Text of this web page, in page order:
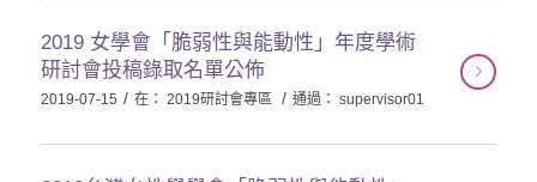
2019 女學會「脆弱性與能動性」年度學術
研討會投稿錄取名單公佈
2019-07-15 / 在： 2019研討會專區 / 通過： supervisor01